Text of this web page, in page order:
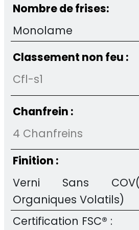
Nombre de frises:
Monolame
Classement non feu :
Cfl-s1
Chanfrein :
4 Chanfreins
Finition :
Verni Sans
Organiques Volatils)
Certification FSC® :